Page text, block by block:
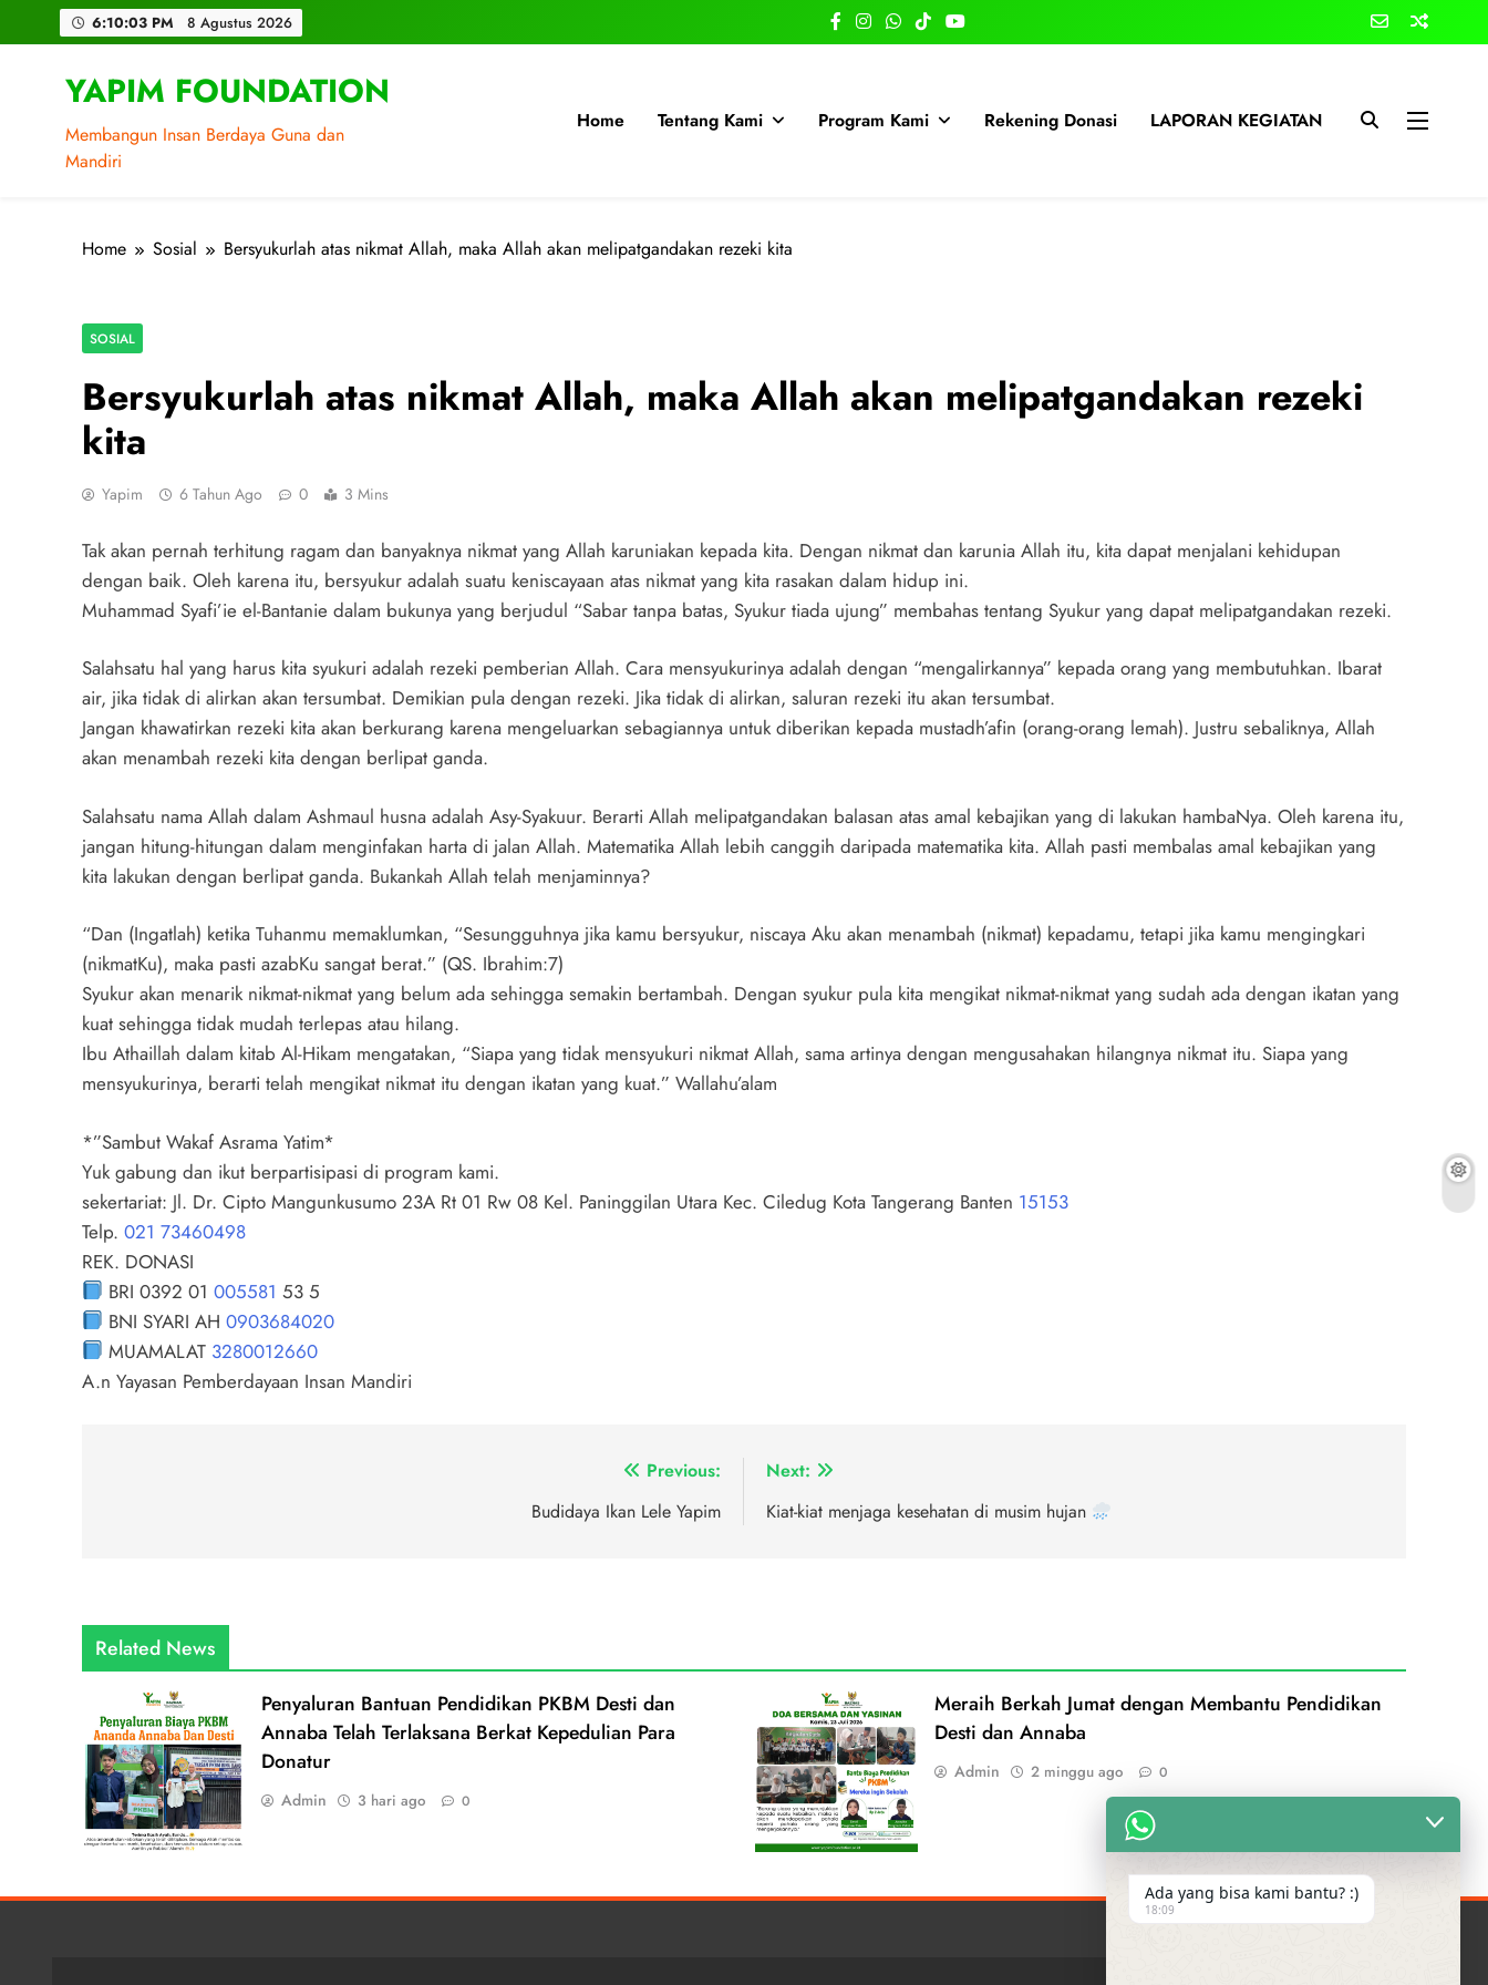
to
6:10:03 PM 8 Agustus 2026
YAPIM FOUNDATION
Membangun Insan Berdaya Guna dan
Mandiri
Home Tentang Kami Program Kami Rekening Donasi LAPORAN KEGIATAN
Home Sosial Bersyukurlah atas nikmat Allah, maka Allah akan melipatgandakan rezeki kita
SOSIAL
Bersyukurlah atas nikmat Allah, maka Allah akan melipatgandakan rezeki
kita
Yapim 6 Tahun Ago 0 3 Mins
Tak akan pernah terhitung ragam dan banyaknya nikmat yang Allah karuniakan kepada kita. Dengan nikmat dan karunia Allah itu, kita dapat menjalani kehidupan
dengan baik. Oleh karena itu, bersyukur adalah suatu keniscayaan atas nikmat yang kita rasakan dalam hidup ini.
Muhammad Syafi’ie el-Bantanie dalam bukunya yang berjudul “Sabar tanpa batas, Syukur tiada ujung” membahas tentang Syukur yang dapat melipatgandakan rezeki.
Salahsatu hal yang harus kita syukuri adalah rezeki pemberian Allah. Cara mensyukurinya adalah dengan “mengalirkannya” kepada orang yang membutuhkan. Ibarat
air, jika tidak di alirkan akan tersumbat. Demikian pula dengan rezeki. Jika tidak di alirkan, saluran rezeki itu akan tersumbat.
Jangan khawatirkan rezeki kita akan berkurang karena mengeluarkan sebagiannya untuk diberikan kepada mustadh’afin (orang-orang lemah). Justru sebaliknya, Allah
akan menambah rezeki kita dengan berlipat ganda.
Salahsatu nama Allah dalam Ashmaul husna adalah Asy-Syakuur. Berarti Allah melipatgandakan balasan atas amal kebajikan yang di lakukan hambaNya. Oleh karena itu,
jangan hitung-hitungan dalam menginfakan harta di jalan Allah. Matematika Allah lebih canggih daripada matematika kita. Allah pasti membalas amal kebajikan yang
kita lakukan dengan berlipat ganda. Bukankah Allah telah menjaminnya?
“Dan (Ingatlah) ketika Tuhanmu memaklumkan, “Sesungguhnya jika kamu bersyukur, niscaya Aku akan menambah (nikmat) kepadamu, tetapi jika kamu mengingkari
(nikmatKu), maka pasti azabKu sangat berat.” (QS. Ibrahim:7)
Syukur akan menarik nikmat-nikmat yang belum ada sehingga semakin bertambah. Dengan syukur pula kita mengikat nikmat-nikmat yang sudah ada dengan ikatan yang
kuat sehingga tidak mudah terlepas atau hilang.
Ibu Athaillah dalam kitab Al-Hikam mengatakan, “Siapa yang tidak mensyukuri nikmat Allah, sama artinya dengan mengusahakan hilangnya nikmat itu. Siapa yang
mensyukurinya, berarti telah mengikat nikmat itu dengan ikatan yang kuat.” Wallahu’alam
*”Sambut Wakaf Asrama Yatim*
Yuk gabung dan ikut berpartisipasi di program kami.
sekertariat: Jl. Dr. Cipto Mangunkusumo 23A Rt 01 Rw 08 Kel. Paninggilan Utara Kec. Ciledug Kota Tangerang Banten 15153
Telp. 021 73460498
REK. DONASI
BRI 0392 01005581 53 5
BNI SYARI AH0903684020
MUAMALAT 3280012660
A.n Yayasan Pemberdayaan Insan Mandiri
Previous:
Budidaya Ikan Lele Yapim
Next:
Kiat-kiat menjaga kesehatan di musim hujan
Related News
Penyaluran Bantuan Pendidikan PKBM Desti dan
Annaba Telah Terlaksana Berkat Kepedulian Para
Donatur
Admin 3 hari ago 0
Meraih Berkah Jumat dengan Membantu Pendidikan
Desti dan Annaba
Admin 2 minggu ago 0
Ada yang bisa kami bantu? :)
18:09